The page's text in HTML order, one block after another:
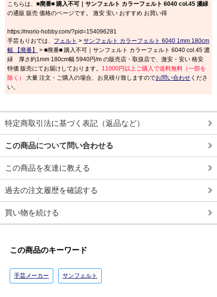
こちらは、 ■廃番■ 購入不可｜サンフェルト カラーフェルト 6040 col.45 濃緑
の通販 販売 価格のページです。 激安 安い おすすめ お買い得
https://morio-hobby.com/?pid=154096281
手芸もりおでは、 フェルト > サンフェルト カラーフェルト 6040 1mm 180cm
幅 【廃番】
> ■廃番■ 購入不可｜サンフェルト カラーフェルト 6040 col.45 濃
緑 厚さ約1mm 180cm幅 5940円/m の販売店・取扱店で、激安・安い 格安
特価 販売にてお届けしております。 11000円以上ご購入で送料無料（一部を
除く）
大量 注文・ご購入の場合、お見積り致しますのでお問い合わせ くださ
い。
特定商取引法に基づく表記（返品など）
この商品について問い合わせる
この商品を友達に教える
過去の注文履歴を確認する
買い物を続ける
この商品のキーワード
手芸メーカー サンフェルト